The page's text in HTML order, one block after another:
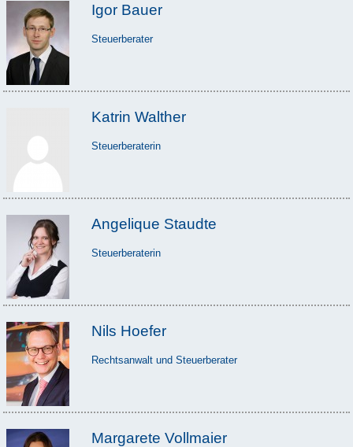
Igor Bauer
Steuerberater
Katrin Walther
Steuerberaterin
Angelique Staudte
Steuerberaterin
Nils Hoefer
Rechtsanwalt und Steuerberater
Margarete Vollmaier